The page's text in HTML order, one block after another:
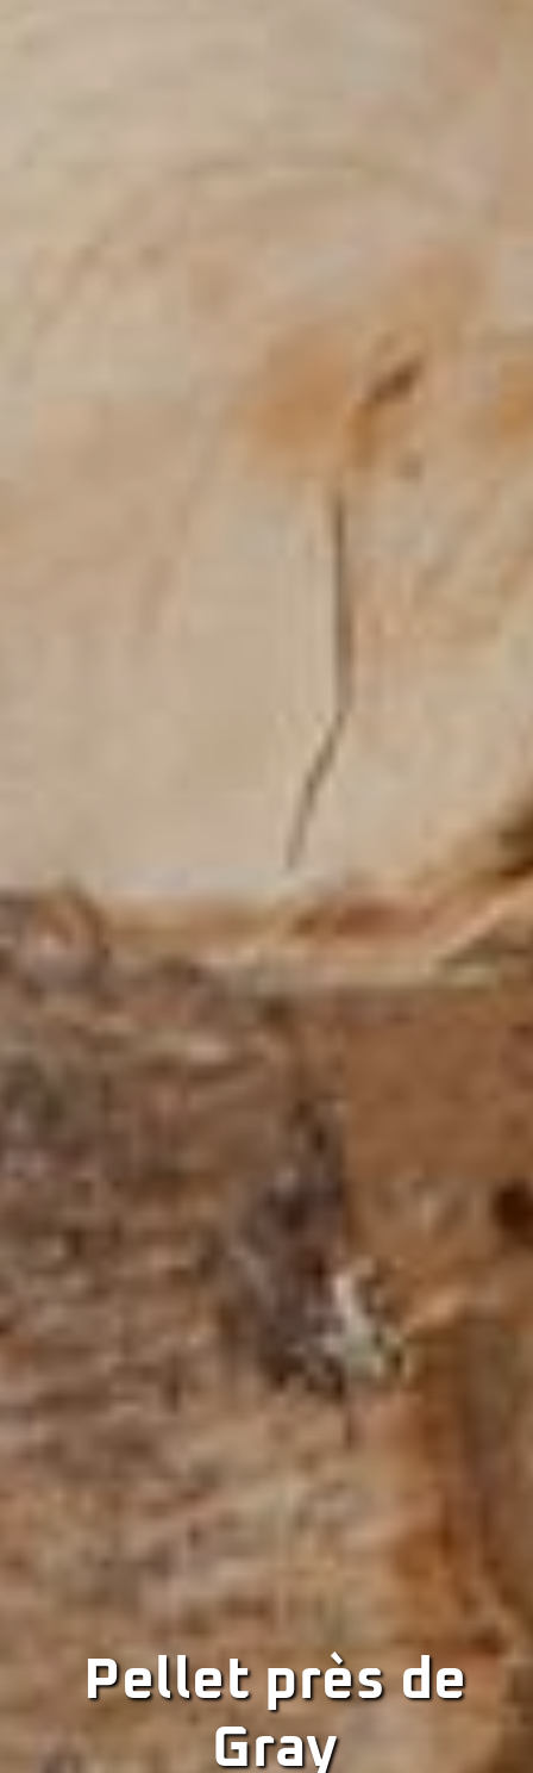
Pellet près de
Gray